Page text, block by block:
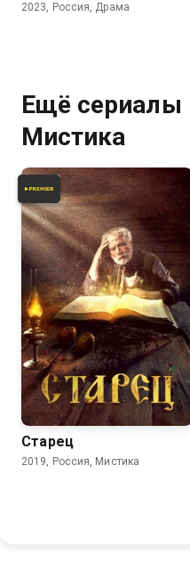
2023, Россия, Драма
Ещё сериалы
Мистика
Старец
2019, Россия, Мистика